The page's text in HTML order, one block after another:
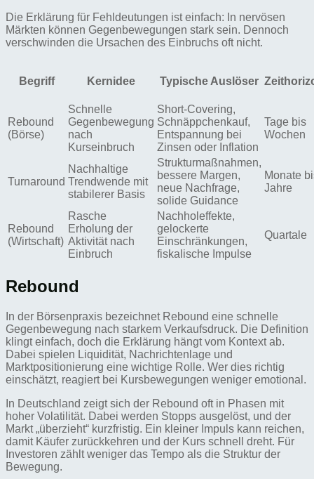
Die Erklärung für Fehldeutungen ist einfach: In nervösen
Märkten können Gegenbewegungen stark sein. Dennoch
verschwinden die Ursachen des Einbruchs oft nicht.
Begriff Kernidee Typische Auslöser
Rebound
(Börse)
Schnelle
Gegenbewegung
nach
Kurseinbruch
Short-Covering,
Schnäppchenkauf,
Entspannung bei
Zinsen oder Inflation
Tage bis
Wochen
Turnaround
Nachhaltige
Trendwende mit
stabilerer Basis
Strukturmaßnahmen,
bessere Margen,
neue Nachfrage,
solide Guidance
Monate
Jahre
Rebound
(Wirtschaft)
Rasche
Erholung der
Aktivität nach
Einbruch
Nachholeffekte,
gelockerte
Einschränkungen,
fiskalische Impulse
Quartale
Rebound
In der Börsenpraxis bezeichnet Rebound eine schnelle
Gegenbewegung nach starkem Verkaufsdruck. Die Definition
klingt einfach, doch die Erklärung hängt vom Kontext ab.
Dabei spielen Liquidität, Nachrichtenlage und
Marktpositionierung eine wichtige Rolle. Wer dies richtig
einschätzt, reagiert bei Kursbewegungen weniger emotional.
In Deutschland zeigt sich der Rebound oft in Phasen mit
hoher Volatilität. Dabei werden Stopps ausgelöst, und der
Markt „überzieht“ kurzfristig. Ein kleiner Impuls kann reichen,
damit Käufer zurückkehren und der Kurs schnell dreht. Für
Investoren zählt weniger das Tempo als die Struktur der
Bewegung.